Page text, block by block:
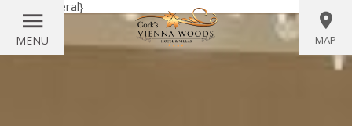
{/literal}
MENU MAP